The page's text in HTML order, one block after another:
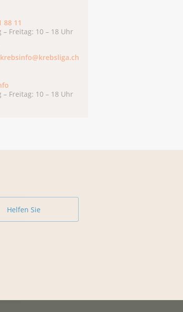
88 11
– Freitag: 10 – 18 Uhr
– Freitag: 10 – 18 Uhr
Helfen Sie